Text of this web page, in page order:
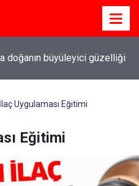
doğanın büyüleyici güzelliği
İlaç Uygulaması Eğitimi
Eğitimi